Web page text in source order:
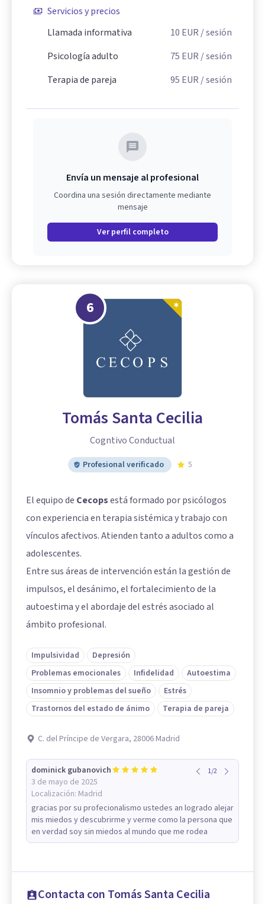
Servicios y precios
Llamada informativa
10 EUR / sesión
Psicología adulto
75 EUR / sesión
Terapia de pareja
95 EUR / sesión
Envía un mensaje al profesional
Coordina una sesión directamente mediante
mensaje
Ver perfil completo
6
Tomás Santa Cecilia
Cogntivo Conductual
Profesional verificado 5
El equipo de Cecopsestá formado por psicólogos
con experiencia en terapia sistémica y trabajo con
vínculos afectivos. Atienden tanto a adultos como a
adolescentes.
Entre sus áreas de intervención están la gestión de
impulsos, el desánimo, el fortalecimiento de la
autoestima y el abordaje del estrés asociado al
ámbito profesional.
Impulsividad
Depresión
Problemas emocionales
Infidelidad
Autoestima
Insomnio y problemas del sueño
Estrés
Trastornos del estado de ánimo
Terapia de pareja
C. del Príncipe de Vergara, 28006 Madrid
dominick gubanovich
3 de mayo de 2025
Localización: Madrid
1/2
gracias por su profecionalismo ustedes an logrado alejar
mis miedos y descubrirme y verme como la persona que
en verdad soy sin miedos al mundo que me rodea
Contacta con Tomás Santa Cecilia